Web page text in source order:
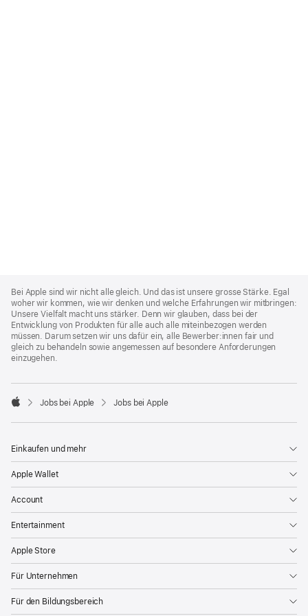
Footer
Bei Apple sind wir nicht alle gleich. Und das ist unsere grosse Stärke. Egal
woher wir kommen, wie wir denken und welche Erfahrungen wir mitbringen:
Unsere Vielfalt macht uns stärker. Denn wir glauben, dass bei der
Entwicklung von Produkten für alle auch alle miteinbezogen werden
müssen. Darum setzen wir uns dafür ein, alle Bewerber:innen fair und
gleich zu behandeln sowie angemessen auf besondere Anforderungen
einzugehen.

Jobs bei Apple Jobs bei Apple
Einkaufen und mehr
Apple Wallet
Account
Entertainment
Apple Store
Für Unternehmen
Für den Bildungsbereich